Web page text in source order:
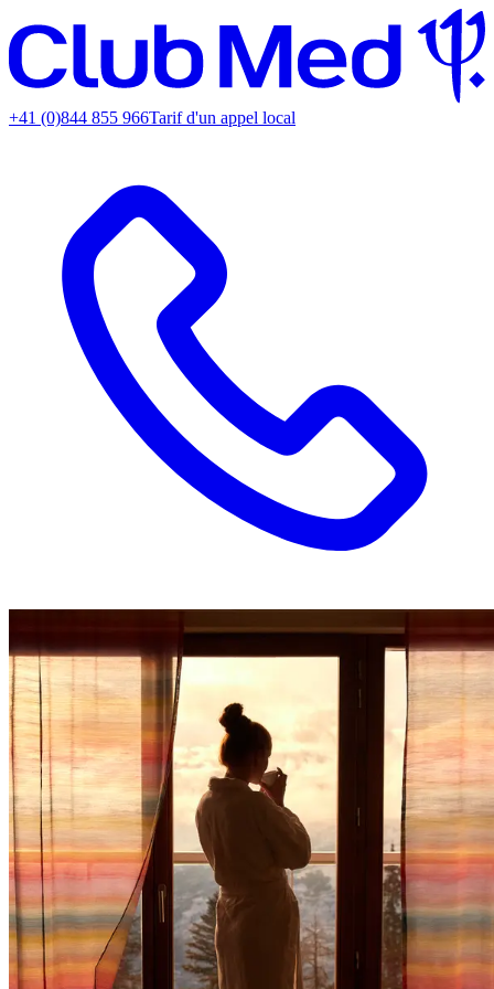
+41 (0)844 855 966Tarif d'un appel local